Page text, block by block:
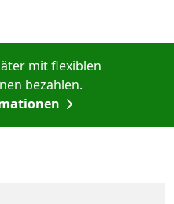
mit flexiblen
bezahlen.